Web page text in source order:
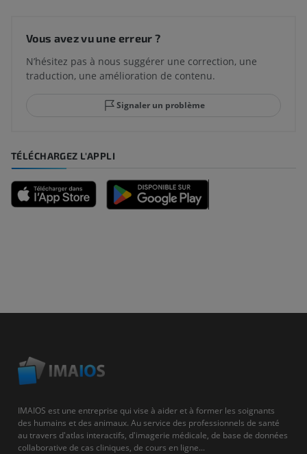
Vous avez vu une erreur ?
N’hésitez pas à nous suggérer une correction, une
traduction, une amélioration de contenu.
Signaler un problème
TÉLÉCHARGEZ L'APPLI
IMAIOS est une entreprise qui vise à aider et à former les soignants
des humains et des animaux. Au service des professionnels de santé
au travers d'atlas interactifs, d'imagerie médicale, de base de données
collaborative de cas cliniques, de cours en ligne...